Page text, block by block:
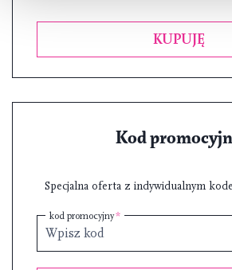
KUPUJĘ
Kod
Specjalna oferta z indywidualnym
kod promocyjny